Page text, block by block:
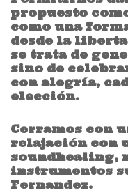
propuesto
como una
desde la
se trata de
sino de
con alegría,
elección.
Cerramos con
relajación con
soundhealing,
instrumentos
Fernandez.